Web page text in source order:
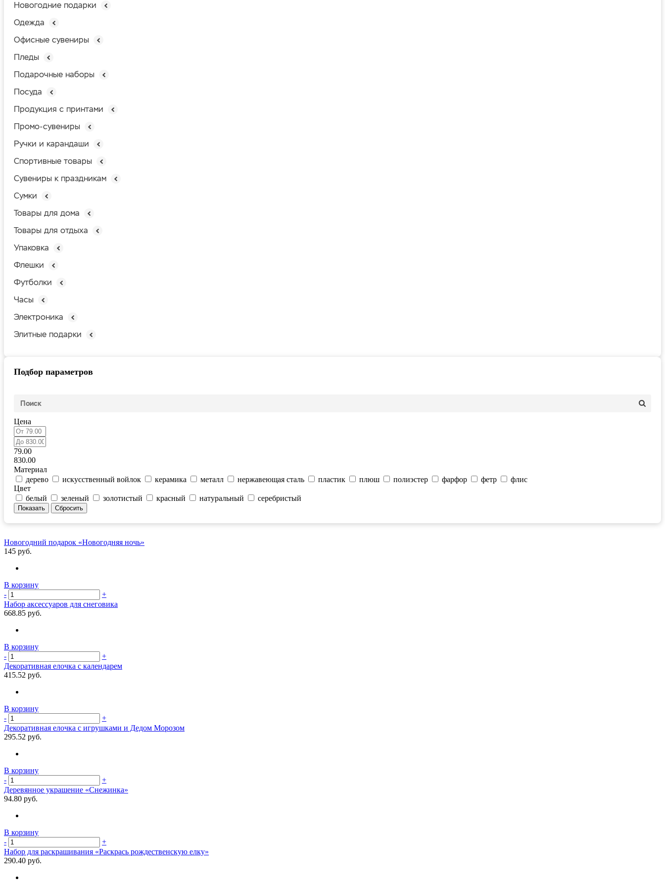
Новогодние подарки
Одежда
Офисные сувениры
Пледы
Подарочные наборы
Посуда
Продукция с принтами
Промо-сувениры
Ручки и карандаши
Спортивные товары
Сувениры к праздникам
Сумки
Товары для дома
Товары для отдыха
Упаковка
Флешки
Футболки
Часы
Электроника
Элитные подарки
Подбор параметров
Цена
79.00
830.00
Материал
дерево
искусственный войлок керамика металл нержавеющая cталь пластик плюш полиэстер фарфор фетр
флис
Цвет
белый
зеленый золотистый красный натуральный серебристый
Новогодний подарок «Новогодняя ночь»
145 руб.
В корзину
-
+
Набор аксессуаров для снеговика
668.85 руб.
В корзину
-
+
Декоративная елочка c календарем
415.52 руб.
В корзину
-
+
Декоративная елочка c игрушками и Дедом Морозом
295.52 руб.
В корзину
-
+
Деревянное украшение «Снежинка»
94.80 руб.
В корзину
-
+
Набор для раскрашивания «Раскрась рождественскую елку»
290.40 руб.